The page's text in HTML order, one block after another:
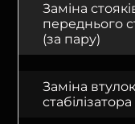
Заміна
переднього
(за пару)
Заміна